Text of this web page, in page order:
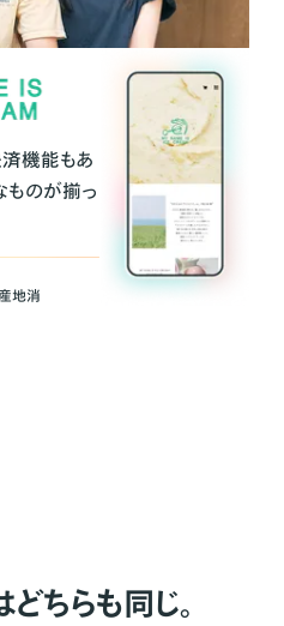
済機能もあ
ものが揃っ
地消
ちらも同じ。